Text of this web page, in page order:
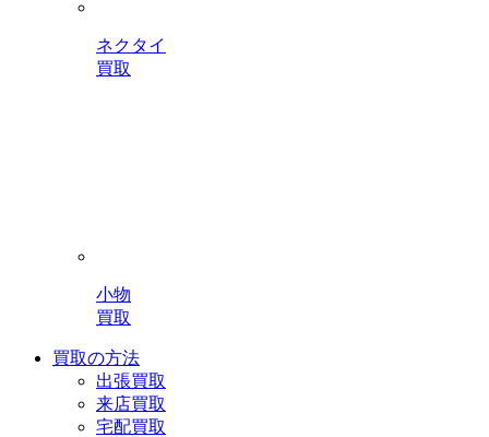
ネクタイ
買取
小物
買取
買取の方法
出張買取
来店買取
宅配買取